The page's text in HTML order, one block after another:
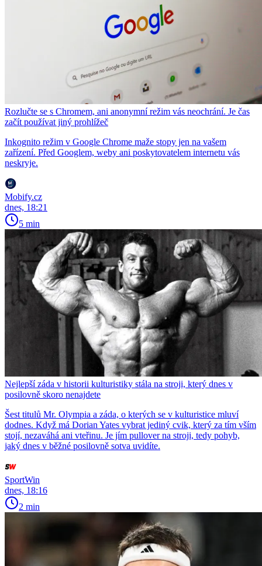
Rozlučte se s Chromem, ani anonymní režim vás neochrání. Je čas
začít používat jiný prohlížeč
Inkognito režim v Google Chrome maže stopy jen na vašem
zařízení. Před Googlem, weby ani poskytovatelem internetu vás
neskryje.
Mobify.cz
dnes, 18:21
5 min
Nejlepší záda v historii kulturistiky stála na stroji, který dnes v
posilovně skoro nenajdete
Šest titulů Mr. Olympia a záda, o kterých se v kulturistice mluví
dodnes. Když má Dorian Yates vybrat jediný cvik, který za tím vším
stojí, nezaváhá ani vteřinu. Je jím pullover na stroji, tedy pohyb,
jaký dnes v běžné posilovně sotva uvidíte.
SportWin
dnes, 18:16
2 min